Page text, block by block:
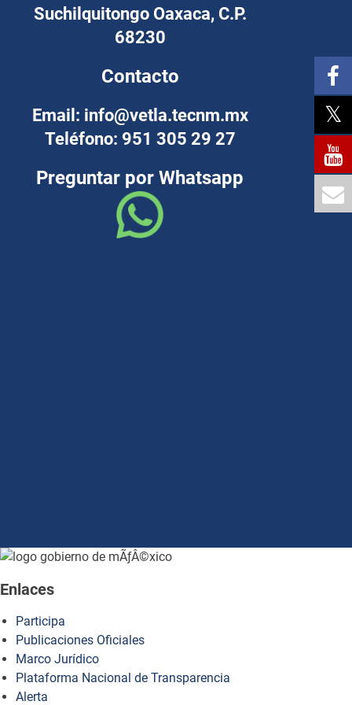
Suchilquitongo Oaxaca, C.P.
68230
Contacto
Email: info@vetla.tecnm.mx
Teléfono: 951 305 29 27
Preguntar por Whatsapp
how to embed google map in website
Enlaces
Participa
Publicaciones Oficiales
Marco Jurídico
Plataforma Nacional de Transparencia
Alerta